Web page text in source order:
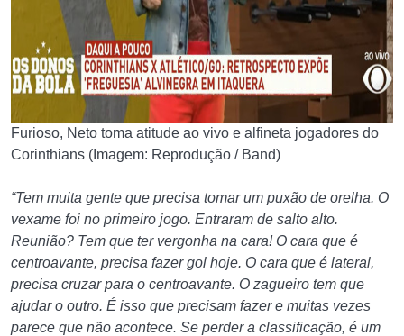
Furioso, Neto toma atitude ao vivo e alfineta jogadores do
Corinthians (Imagem: Reprodução / Band)
“Tem muita gente que precisa tomar um puxão de orelha. O
vexame foi no primeiro jogo. Entraram de salto alto.
Reunião? Tem que ter vergonha na cara! O cara que é
centroavante, precisa fazer gol hoje. O cara que é lateral,
precisa cruzar para o centroavante. O zagueiro tem que
ajudar o outro. É isso que precisam fazer e muitas vezes
parece que não acontece. Se perder a classificação, é um